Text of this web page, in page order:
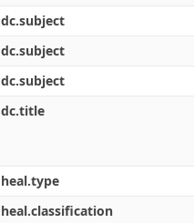
dc.subject
dc.subject
dc.subject
dc.title
heal.type
heal.classification